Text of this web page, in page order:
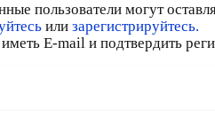
пользователи могут
или зарегистрируйтесь.
E-mail и подтвердить